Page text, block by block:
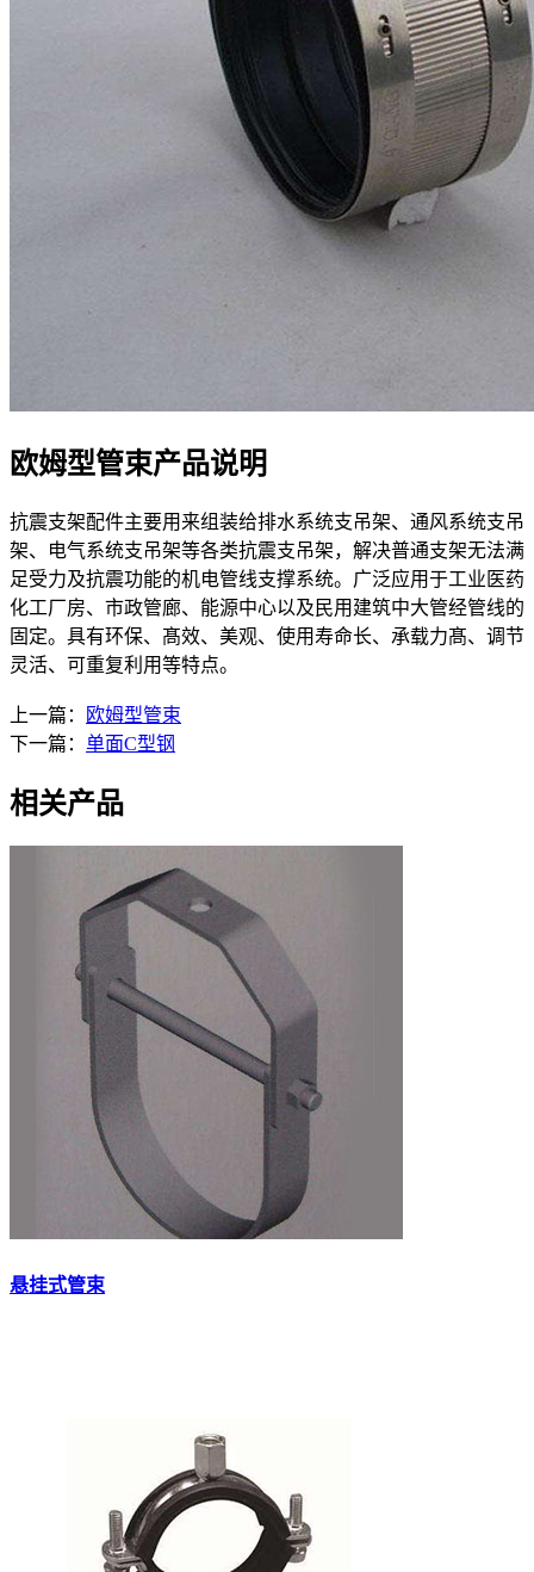
欧姆型管束产品说明
抗震支架配件主要用来组装给排水系统支吊架、通风系统支吊
架、电气系统支吊架等各类抗震支吊架，解决普通支架无法满
足受力及抗震功能的机电管线支撑系统。广泛应用于工业医药
化工厂房、市政管廊、能源中心以及民用建筑中大管经管线的
固定。具有环保、髙效、美观、使用寿命长、承载力髙、调节
灵活、可重复利用等特点。
上一篇：
欧姆型管束
下一篇： 单面C型钢
相关产品
悬挂式管束